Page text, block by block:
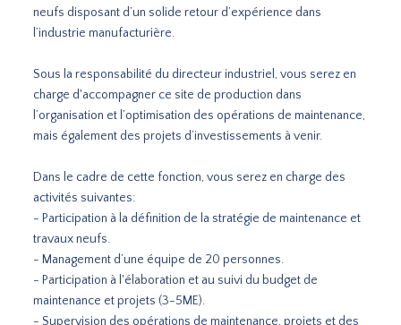
neufs disposant d’un solide retour d’expérience dans
l’industrie manufacturière.
Sous la responsabilité du directeur industriel, vous serez en
charge d'accompagner ce site de production dans
l’organisation et l’optimisation des opérations de maintenance,
mais également des projets d’investissements à venir.
Dans le cadre de cette fonction, vous serez en charge des
activités suivantes:
- Participation à la définition de la stratégie de maintenance et
travaux neufs.
- Management d’une équipe de 20 personnes.
- Participation à l'élaboration et au suivi du budget de
maintenance et projets (3-5ME).
- Supervision des opérations de maintenance, projets et des